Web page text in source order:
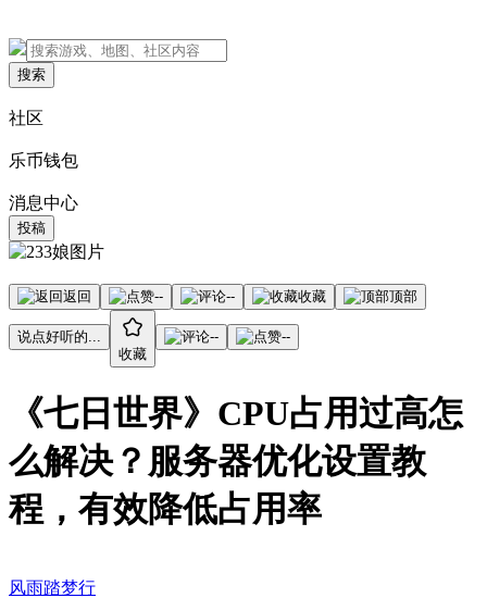
搜索
社区
乐币钱包
消息中心
投稿
返回 -- -- 收藏 顶部
说点好听的...
收藏
-- --
《七日世界》CPU占用过高怎
么解决？服务器优化设置教
程，有效降低占用率
风雨踏梦行